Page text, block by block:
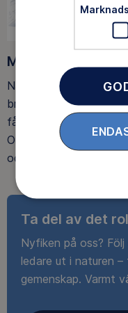
Medlemsförmåner
När du blir medlem får
brevlåda, med tips,
får också fina rabatter,
Outnorth och 20 %
och spårpass hos Idre
Ta del av det
Nyfiken på oss?
ledare ut i naturen –
gemenskap. Varmt